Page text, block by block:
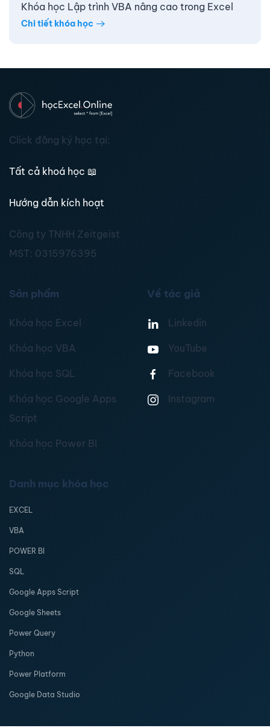
Khóa học Lập trình VBA nâng cao trong Excel
Chi tiết khóa học
Click đăng ký học tại:
Tất cả khoá học 📖
Hướng dẫn kích hoạt
Công ty TNHH Zeitgeist
MST: 0315976395
Sản phẩm
Khóa học Excel
Khóa học VBA
Khóa học SQL
Khóa học Google Apps
Script
Khóa học Power BI
Về tác giả
Linkedin
YouTube
Facebook
Instagram
Danh mục khóa học
EXCEL
VBA
POWER BI
SQL
Google Apps Script
Google Sheets
Power Query
Python
Power Platform
Google Data Studio